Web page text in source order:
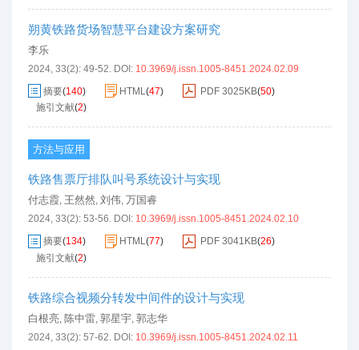
朔黄铁路货场智慧平台建设方案研究
李乐
2024, 33(2): 49-52. DOI: 10.3969/j.issn.1005-8451.2024.02.09
摘要(140) HTML (47) PDF 3025KB(50)
施引文献(2)
方法与应用
铁路售票厅排队叫号系统设计与实现
付志霞, 王然然, 刘伟, 万国睿
2024, 33(2): 53-56. DOI: 10.3969/j.issn.1005-8451.2024.02.10
摘要(134) HTML(77) PDF 3041KB(26)
施引文献(2)
铁路综合视频分转发中间件的设计与实现
白根亮, 陈中雷, 郭星宇, 郭志华
2024, 33(2): 57-62. DOI: 10.3969/j.issn.1005-8451.2024.02.11